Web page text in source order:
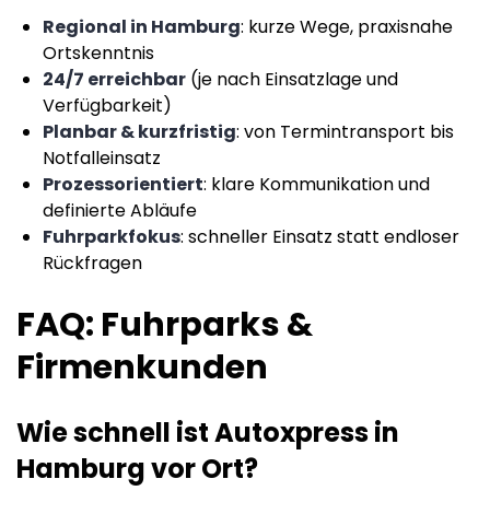
Regional in Hamburg: kurze Wege, praxisnahe
Ortskenntnis
24/7 erreichbar (je nach Einsatzlage und
Verfügbarkeit)
Planbar & kurzfristig: von Termintransport bis
Notfalleinsatz
Prozessorientiert: klare Kommunikation und
definierte Abläufe
Fuhrparkfokus: schneller Einsatz statt endloser
Rückfragen
FAQ: Fuhrparks &
Firmenkunden
Wie schnell ist Autoxpress in
Hamburg vor Ort?